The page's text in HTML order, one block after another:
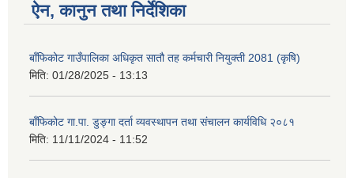
ऐन, कानुन तथा निर्देशिका
बाँफिकोट गाउँपालिका अधिकृत सातौ तह कर्मचारी नियुक्ती 2081 (कृषि)
मिति: 01/28/2025 - 13:13
बाँफिकोट गा.पा. डुङ्गा दर्ता व्यवस्थापन तथा संचालन कार्यविधि २०८१
मिति: 11/11/2024 - 11:52